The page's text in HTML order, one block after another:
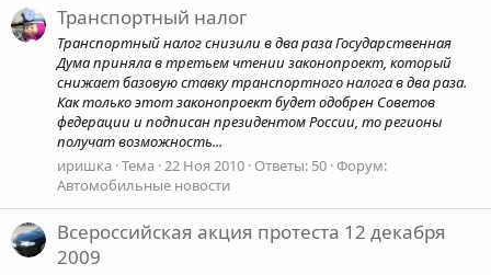
Транспортный налог
Транспортный налог снизили в два раза Государственная
Дума приняла в третьем чтении законопроект, который
снижает базовую ставку транспортного налога в два раза.
Как только этот законопроект будет одобрен Советов
федерации и подписан президентом России, то регионы
получат возможность...
иришка Тема 22 Ноя 2010 Ответы: 50 Форум:
Автомобильные новости
Всероссийская акция протеста 12 декабря
2009